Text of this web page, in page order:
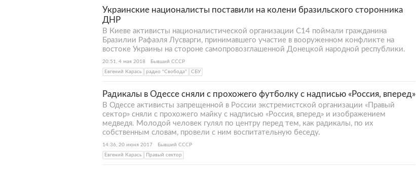
Украинские националисты поставили на колени бразильского сторонника
ДНР
В Киеве активисты националистической организации С14 поймали гражданина
Бразилии Рафаэля Лусварги, принимавшего участие в вооруженном конфликте на
востоке Украины на стороне самопровозглашенной Донецкой народной республики.
20:51, 4 мая 2018
Бывший СССР
Евгений Карась
радио "Свобода" СБУ
Радикалы в Одессе сняли с прохожего футболку с надписью «Россия, вперед»
В Одессе активисты запрещенной в России экстремистской организации «Правый
сектор» сняли с прохожего майку с надписью «Россия, вперед» и изображением
медведя. Молодой человек гулял по центру перед тем, как радикалы, по их
собственным словам, провели с ним воспитательную беседу.
14:36, 20 июня 2017
Бывший СССР
Евгений Карась
Правый сектор